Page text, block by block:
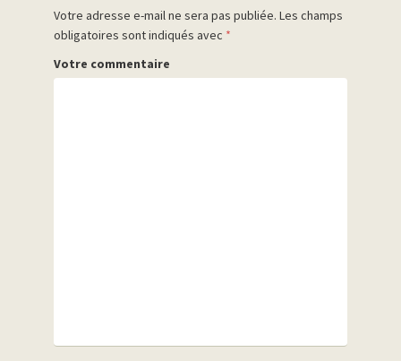
Votre adresse e-mail ne sera pas publiée. Les champs
obligatoires sont indiqués avec *
Votre commentaire